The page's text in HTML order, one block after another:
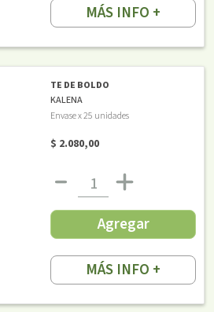
MÁS INFO +
TE DE BOLDO
KALENA
Envase x 25 unidades
$ 2.080,00
Agregar
MÁS INFO +